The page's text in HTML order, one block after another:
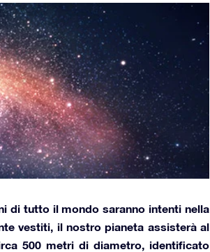
di tutto il mondo saranno intenti nella
vestiti, il nostro pianeta assisterà al
500 metri di diametro, identificato